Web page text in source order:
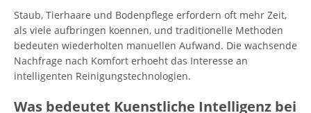
Staub, Tierhaare und Bodenpflege erfordern oft mehr Zeit,
als viele aufbringen koennen, und traditionelle Methoden
bedeuten wiederholten manuellen Aufwand. Die wachsende
Nachfrage nach Komfort erhoeht das Interesse an
intelligenten Reinigungstechnologien.
Was bedeutet Kuenstliche Intelligenz bei